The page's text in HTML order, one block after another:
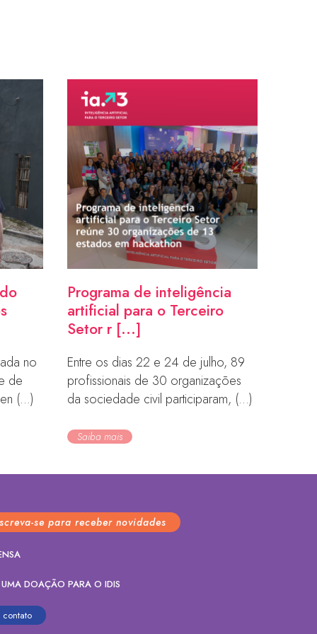
no
de
(...)
Programa de inteligência
artificial para o Terceiro
Setor r [...]
Entre os dias 22 e 24 de julho, 89
profissionais de 30 organizações
da sociedade civil participaram, (...)
Saiba mais
se para receber novidades
DOAÇÃO PARA O IDIS
contato